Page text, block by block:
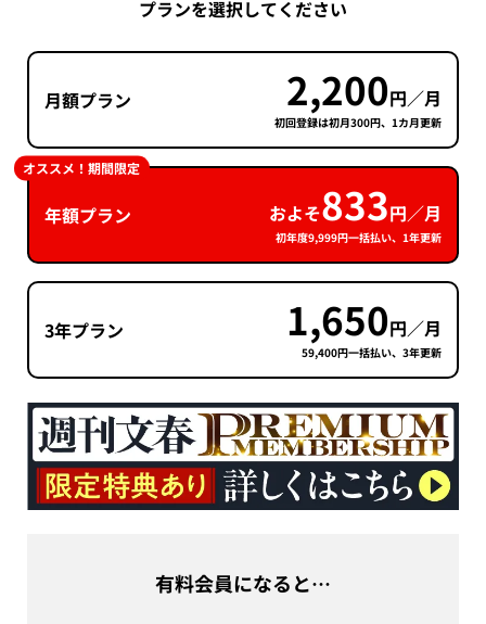
プランを選択してください
月額プラン 2,200円／月
初回登録は初月300円、1カ月更新
年額プラン およそ833円／月
初年度9,999円一括払い、1年更新
オススメ！期間限定
3年プラン 1,650円／月
59,400円一括払い、3年更新
有料会員になると…